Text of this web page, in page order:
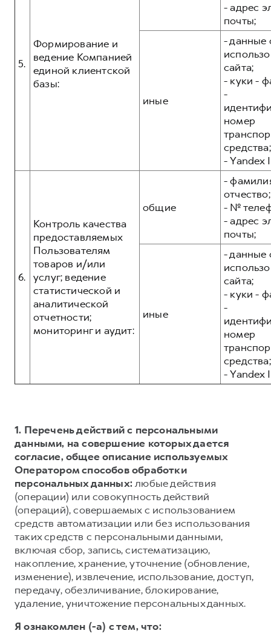
5.
Формирование и
ведение Компанией
единой клиентской
базы:
- адрес
почты;
иные
- данные
сайта;
- куки -
-
номер
средства;
- Yandex
6.
Контроль качества
предоставляемых
Пользователям
товаров и/или
услуг; ведение
статистической и
аналитической
отчетности;
мониторинг и аудит:
общие
-
отчество;
- №
- адрес
почты;
иные
- данные
сайта;
- куки -
-
номер
средства;
- Yandex
1. Перечень действий с персональными
данными, на совершение которых дается
согласие, общее описание используемых
Оператором способов обработки
персональных данных:любые действия
(операции) или совокупность действий
(операций), совершаемых с использованием
средств автоматизации или без использования
таких средств с персональными данными,
включая сбор, запись, систематизацию,
накопление, хранение, уточнение (обновление,
изменение), извлечение, использование, доступ,
передачу, обезличивание, блокирование,
удаление, уничтожение персональных данных.
Я ознакомлен (-а) с тем, что: